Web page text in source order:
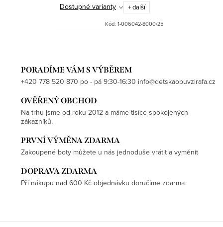
Dostupné varianty
+ další
Kód: 1-006042-8000/25
PORADÍME VÁM S VÝBĚREM
+420 778 520 870 po - pá 9:30-16:30 info@detskaobuvzirafa.cz
OVĚŘENÝ OBCHOD
Na trhu jsme od roku 2012 a máme tisíce spokojených
zákazníků.
PRVNÍ VÝMĚNA ZDARMA
Zakoupené boty můžete u nás jednoduše vrátit a vyměnit
DOPRAVA ZDARMA
Pří nákupu nad 600 Kč objednávku doručíme zdarma